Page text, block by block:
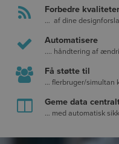
Forbedre
… af dine
Automatisere
.... håndtering af
Få støtte til
… flerbruger/simultan
Geme data
… med automatisk